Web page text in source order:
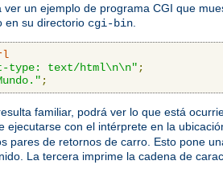
ver un ejemplo de programa CGI que
en su directorio cgi-bin
type: text/html\n\n" ;
;
familiar, podrá ver lo que está
ejecutarse con el intérprete en la
pares de retornos de carro. Esto pone
La tercera imprime la cadena de